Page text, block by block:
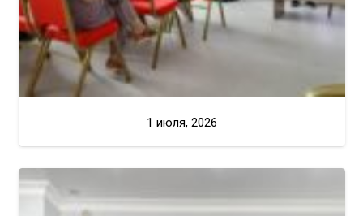
1 июля, 2026